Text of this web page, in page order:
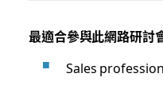
最適合參與此網路研討
Sales